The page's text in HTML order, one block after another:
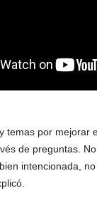
temas por mejorar
de preguntas.
intencionada,